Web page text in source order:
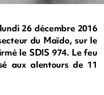
26 décembre 2016
du Maïdo, sur le
le SDIS 974. Le feu
aux alentours de 11